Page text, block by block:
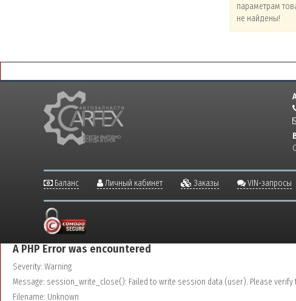
параметрам
не найдены!
Баланс Личный кабинет Заказы VIN-запросы
A PHP Error was encountered
Severity: Warning
Message: session_write_close(): Failed to write session data (user). Please
Filename: Unknown